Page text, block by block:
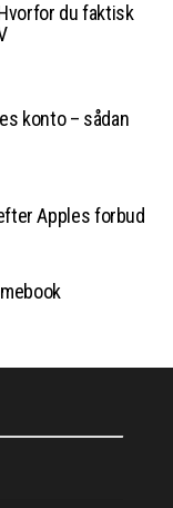
du faktisk
konto – sådan
Apples forbud